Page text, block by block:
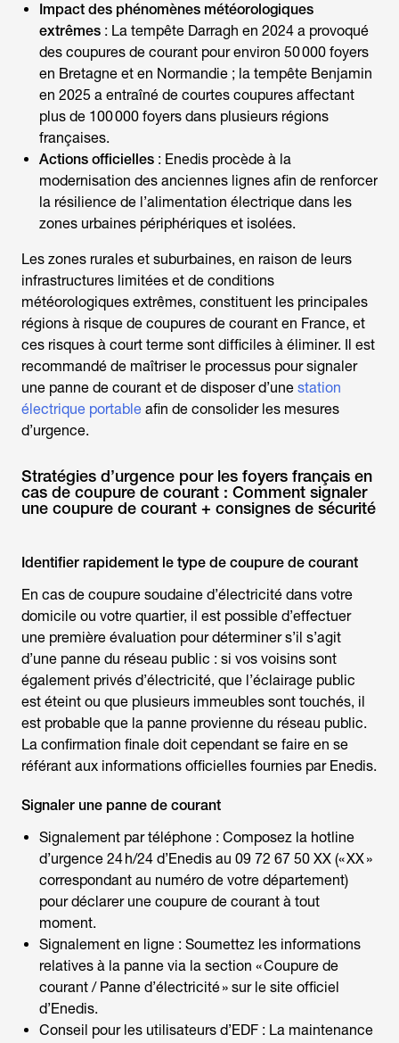
Impact des phénomènes météorologiques
extrêmes : La tempête Darragh en 2024 a provoqué
des coupures de courant pour environ 50 000 foyers
en Bretagne et en Normandie ; la tempête Benjamin
en 2025 a entraîné de courtes coupures affectant
plus de 100 000 foyers dans plusieurs régions
françaises.
Actions officielles : Enedis procède à la
modernisation des anciennes lignes afin de renforcer
la résilience de l’alimentation électrique dans les
zones urbaines périphériques et isolées.
Les zones rurales et suburbaines, en raison de leurs
infrastructures limitées et de conditions
météorologiques extrêmes, constituent les principales
régions à risque de coupures de courant en France, et
ces risques à court terme sont difficiles à éliminer. Il est
recommandé de maîtriser le processus poursignaler
une panne de courant et de disposer d’une station
électrique portable afin de consolider les mesures
d’urgence.
Stratégies d’urgence pour les foyers français en
cas de coupure de courant : Comment signaler
une coupure de courant + consignes de sécurité
Identifier rapidement le type de coupure de courant
En cas de coupure soudaine d’électricité dans votre
domicile ou votre quartier, il est possible d’effectuer
une première évaluation pour déterminer s’il s’agit
d’une panne du réseau public : si vos voisins sont
également privés d’électricité, que l’éclairage public
est éteint ou que plusieurs immeubles sont touchés, il
est probable que la panne provienne du réseau public.
La confirmation finale doit cependant se faire en se
référant aux informations officielles fournies par Enedis.
Signaler une panne de courant
Signalement par téléphone : Composez la hotline
d’urgence 24 h/24 d’Enedis au 09 72 67 50 XX (« XX »
correspondant au numéro de votre département)
pour déclarer une coupure de courant à tout
moment.
Signalement en ligne : Soumettez les informations
relatives à la panne via la section « Coupure de
courant / Panne d’électricité » sur le site officiel
d’Enedis.
Conseil pour les utilisateurs d’EDF : La maintenance